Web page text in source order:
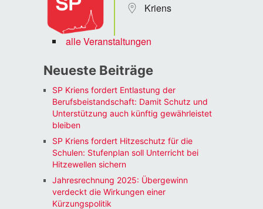
Kriens
alle Veranstaltungen
Neueste Beiträge
SP Kriens fordert Entlastung der
Berufsbeistandschaft: Damit Schutz und
Unterstützung auch künftig gewährleistet
bleiben
SP Kriens fordert Hitzeschutz für die
Schulen: Stufenplan soll Unterricht bei
Hitzewellen sichern
Jahresrechnung 2025: Übergewinn
verdeckt die Wirkungen einer
Kürzungspolitik